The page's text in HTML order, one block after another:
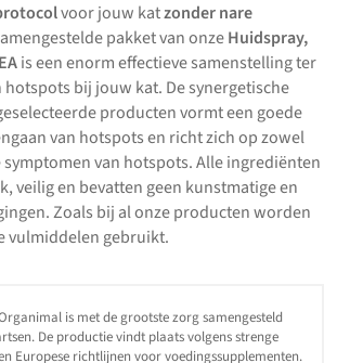
voor jouw katzonder nare
pakket van onzeHuidspray,
is een enorm effectieve samenstelling ter
bij jouw kat. De synergetische
producten vormt een goede
van hotspots en richt zich op zowel
van hotspots. Alle ingrediënten
veilig en bevatten geen kunstmatige en
Zoals bij al onze producten worden
vulmiddelen gebruikt.
is met de grootste zorg samengesteld
De productie vindt plaats volgens strenge
Europese richtlijnen voor voedingssupplementen.